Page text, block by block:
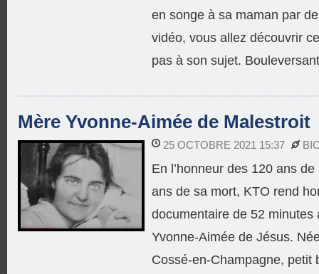
en songe à sa maman par
vidéo, vous allez découvrir
pas à son sujet.
Mère Yvonne-Aimée de Malestroit
25 OCTOBRE 2021 15:37
En l’honneur des 120 ans
ans de sa mort, KTO rend
documentaire de 52 minutes
Yvonne-Aimée de Jésus.
Cossé-en-Champagne, petit